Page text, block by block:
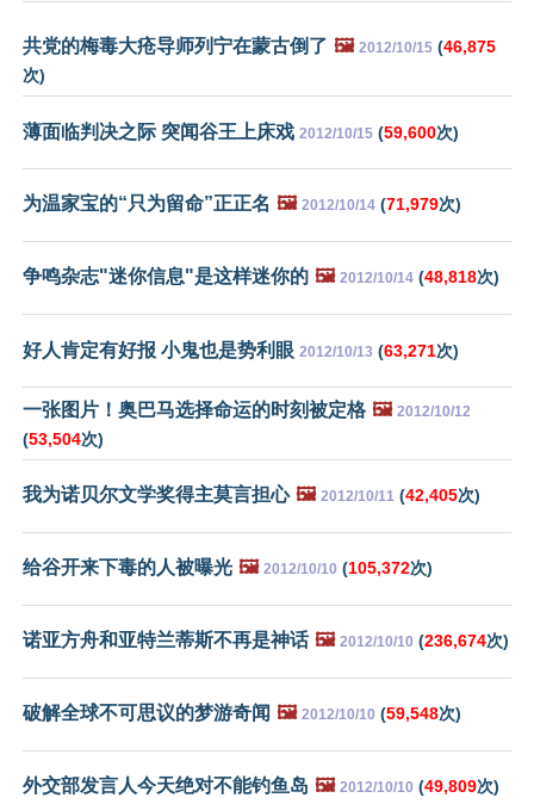
共党的梅毒大疮导师列宁在蒙古倒了 🖼️ 2012/10/15 (46,875
次)
薄面临判决之际 突闻谷王上床戏 2012/10/15 (59,600次)
为温家宝的“只为留命”正正名 🖼️ 2012/10/14 (71,979次)
争鸣杂志"迷你信息"是这样迷你的 🖼️ 2012/10/14 (48,818次)
好人肯定有好报 小鬼也是势利眼 2012/10/13 (63,271次)
一张图片！奥巴马选择命运的时刻被定格 🖼️ 2012/10/12
(53,504次)
我为诺贝尔文学奖得主莫言担心 🖼️ 2012/10/11 (42,405次)
给谷开来下毒的人被曝光 🖼️ 2012/10/10 (105,372次)
诺亚方舟和亚特兰蒂斯不再是神话 🖼️ 2012/10/10 (236,674次)
破解全球不可思议的梦游奇闻 🖼️ 2012/10/10 (59,548次)
外交部发言人今天绝对不能钓鱼岛 🖼️ 2012/10/10 (49,809次)